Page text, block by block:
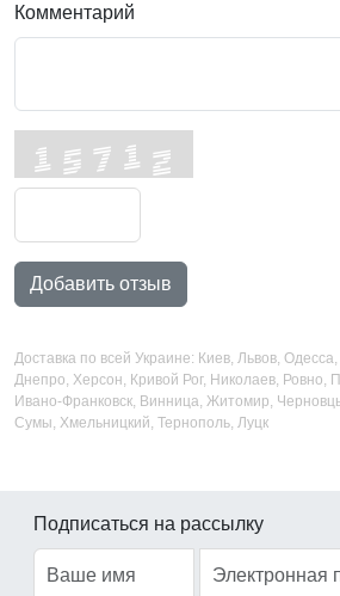
Комментарий
Добавить отзыв
Доставка по всей Украине: Киев, Львов,
Днепро, Херсон, Кривой Рог, Николаев, Ровно,
Ивано-Франковск, Винница, Житомир,
Сумы, Хмельницкий, Тернополь, Луцк
Подписаться на рассылку